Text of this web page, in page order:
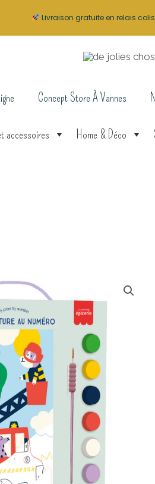
Concept Store À Vannes
accessoires Home & Déco
Livraison gratuite en relais